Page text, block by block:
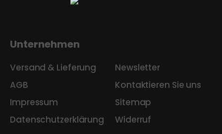
Unternehmen
Versand & Lieferung
AGB
Impressum
Datenschutzerklärung
Newsletter
Kontaktieren Sie uns
Sitemap
Widerruf